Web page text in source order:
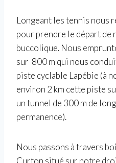
Longeant les tennis nous
pour prendre le départ de
buccolique. Nous
sur 800 m qui nous
piste cyclable Lapébie (à
environ 2 km cette piste
un tunnel de 300 m de
permanence).
Nous passons à travers
Curton situé sur notre